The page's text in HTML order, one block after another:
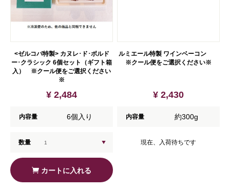
<ゼルコバ特製> カヌレ･ド･ボルド
ー･クラシック 6個セット（ギフト箱
入） ※クール便をご選択ください
※
¥ 2,484
内容量 6個入り
数量
カートに入れる
ルミエール特製 ワインベーコン
※クール便をご選択ください※
¥ 2,430
内容量 約300g
現在、入荷待ちです